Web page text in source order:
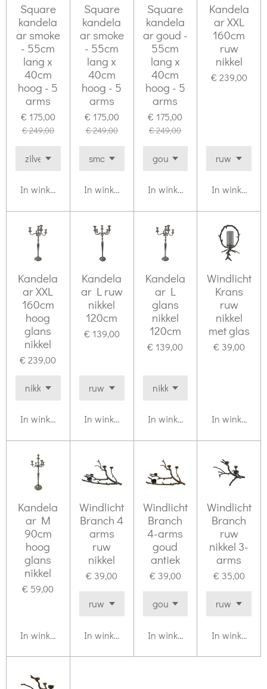
Square
kandela
ar smoke
- 55cm
lang x
40cm
hoog - 5
arms
€ 175,00
€ 249,00
In winkelwagen
Square
kandela
ar smoke
- 55cm
lang x
40cm
hoog - 5
arms
€ 175,00
€ 249,00
In winkelwagen
Square
kandela
ar goud -
55cm
lang x
40cm
hoog - 5
arms
€ 175,00
€ 249,00
In winkelwagen
Kandela
ar XXL
160cm
ruw
nikkel
€ 239,00
In
Kandela
ar XXL
160cm
hoog
glans
nikkel
€ 239,00
In winkelwagen
Kandela
ar L ruw
nikkel
120cm
€ 139,00
In winkelwagen
Kandela
ar L
glans
nikkel
120cm
€ 139,00
In winkelwagen
Windlicht
Krans
ruw
nikkel
met glas
€ 39,00
In
Kandela
ar M
90cm
hoog
glans
nikkel
€ 59,00
In winkelwagen
Windlicht
Branch 4
arms
ruw
nikkel
€ 39,00
In winkelwagen
Windlicht
Branch
4-arms
goud
antiek
€ 39,00
In winkelwagen
Windlicht
Branch
ruw
nikkel 3-
arms
€ 35,00
In